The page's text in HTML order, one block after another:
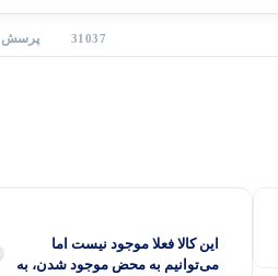
31037 پرسش
این کالا فعلا موجود نیست اما
می‌توانیم به محض موجود شدن، به